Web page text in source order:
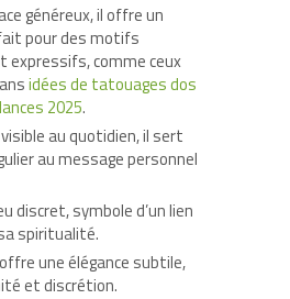
généreux, il offre un
pour des motifs
expressifs, comme ceux
idées de tatouages dos
2025.
visible au quotidien, il sert
au message personnel
discret, symbole d’un lien
spiritualité.
offre une élégance subtile,
et discrétion.